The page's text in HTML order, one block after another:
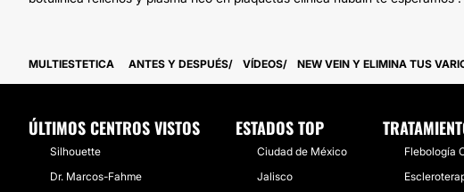
MULTIESTETICA
ANTES Y DESPUÉS VÍDEOS NEW VEIN Y ELIMINA TUS
ÚLTIMOS CENTROS VISTOS
Silhouette
Dr. Marcos-Fahme
ESTADOS TOP
Ciudad de México
Jalisco
Flebología